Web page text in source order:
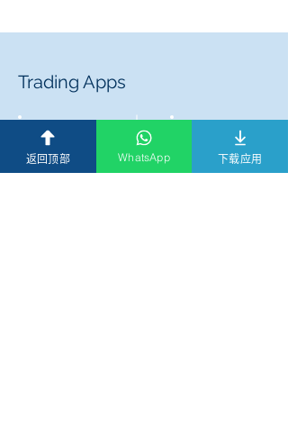
Trading Apps
返回顶部 WhatsApp 下载应用